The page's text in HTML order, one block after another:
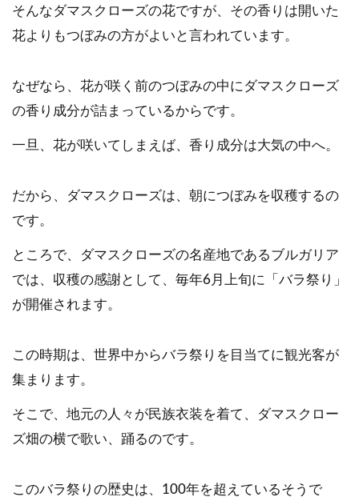
そんなダマスクローズの花ですが、その香りは開いた
花よりもつぼみの方がよいと言われています。
なぜなら、花が咲く前のつぼみの中にダマスクローズ
の香り成分が詰まっているからです。
一旦、花が咲いてしまえば、香り成分は大気の中へ。
だから、ダマスクローズは、朝につぼみを収穫するの
です。
ところで、ダマスクローズの名産地であるブルガリア
では、収穫の感謝として、毎年6月上旬に「バラ祭り」
が開催されます。
この時期は、世界中からバラ祭りを目当てに観光客が
集まります。
そこで、地元の人々が民族衣装を着て、ダマスクロー
ズ畑の横で歌い、踊るのです。
このバラ祭りの歴史は、100年を超えているそうで